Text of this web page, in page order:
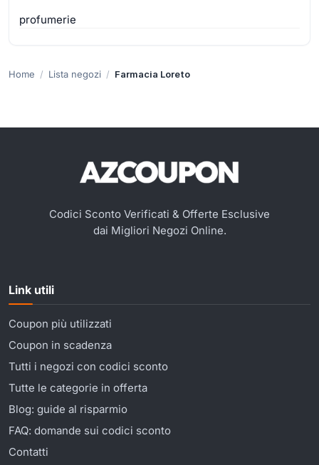
profumerie
Home Lista negozi Farmacia Loreto
Codici Sconto Verificati & Offerte Esclusive
dai Migliori Negozi Online.
Link utili
Coupon più utilizzati
Coupon in scadenza
Tutti i negozi con codici sconto
Tutte le categorie in offerta
Blog: guide al risparmio
FAQ: domande sui codici sconto
Contatti